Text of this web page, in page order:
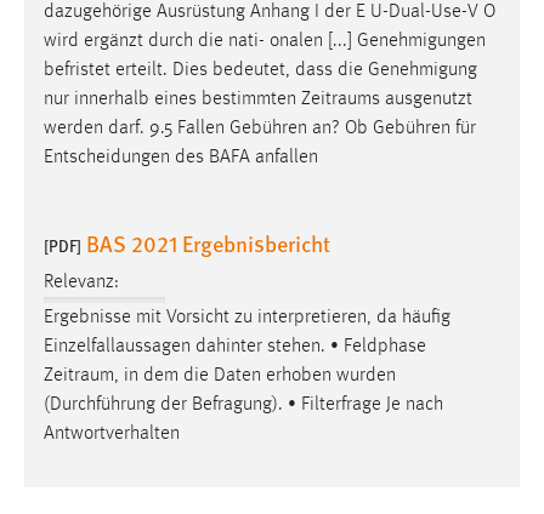
dazugehörige Ausrüstung Anhang I der E U-Dual-Use-V O
wird ergänzt durch die nati- onalen [...] Genehmigungen
befristet erteilt. Dies bedeutet, dass die Genehmigung
nur innerhalb eines bestimmten Zeitraums ausgenutzt
werden darf. 9.5 Fallen Gebühren an? Ob Gebühren für
Entscheidungen des BAFA anfallen
[PDF] BAS 2021 Ergebnisbericht
Relevanz:
Ergebnisse mit Vorsicht zu interpretieren, da häufig
Einzelfallaussagen dahinter stehen. • Feldphase
Zeitraum, in dem die Daten erhoben wurden
(Durchführung der Befragung). • Filterfrage Je nach
Antwortverhalten